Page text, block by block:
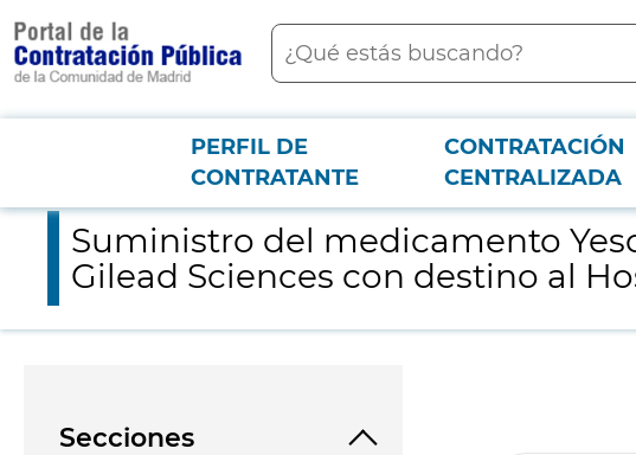
contenido
principal
Buscar
Menú PCON
PERFIL DE
CONTRATANTE
CONTRATACIÓN
CENTRALIZADA
Suministro del medicamento Yescarta distribuido en exclusividad por el
Suministro del medicamento
Gilead Sciences con destino al
Secciones